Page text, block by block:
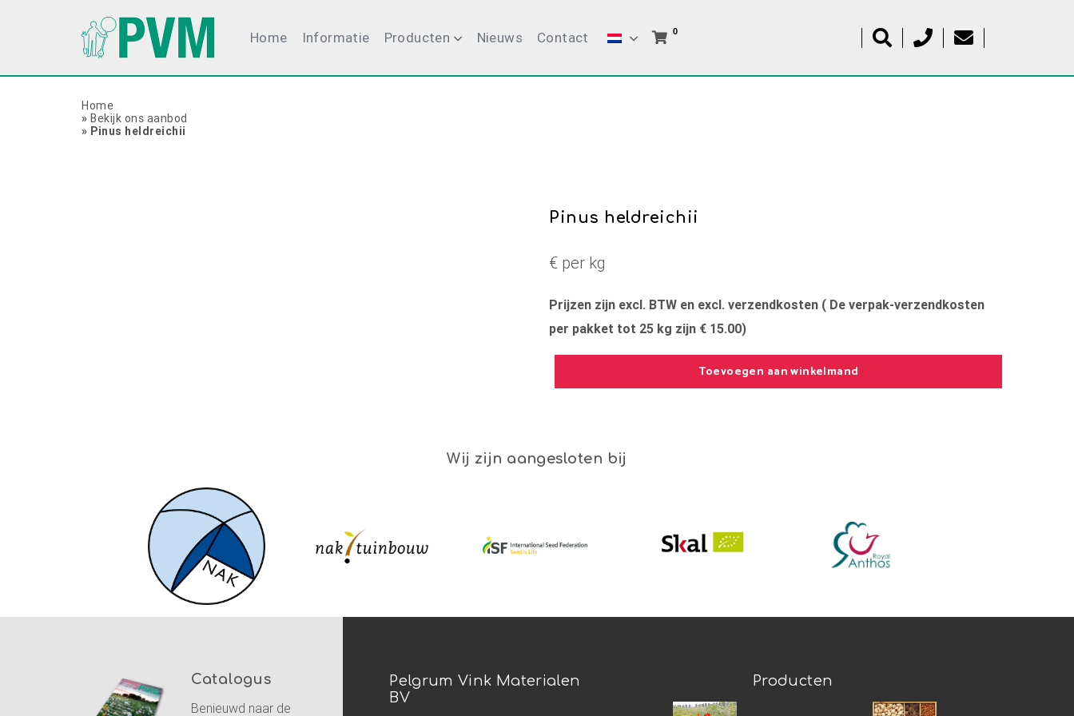
Home Informatie Producten Nieuws Contact 0
Home
» Bekijk ons aanbod
» Pinus heldreichii
Pinus heldreichii
€ per kg
Prijzen zijn excl. BTW en excl. verzendkosten ( De verpak-verzendkosten
per pakket tot 25 kg zijn € 15.00)
Toevoegen aan winkelmand
Wij zijn aangesloten bij
Catalogus
Benieuwd naar de
Pelgrum Vink Materialen
BV
Producten